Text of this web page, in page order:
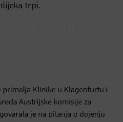
trpi.
primalja Klinike u Klagenfurtu i
Austrijske komisije za
je na pitanja o dojenju